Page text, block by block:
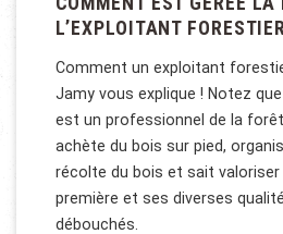
L’EXPLOITANT
Comment un exploitant
Jamy vous explique ! Notez
est un professionnel de la
achète du bois sur pied,
récolte du bois et sait valoriser
première et ses diverses
débouchés.